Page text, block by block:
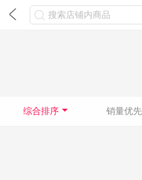
搜索店铺内商品
综合排序 销量优先